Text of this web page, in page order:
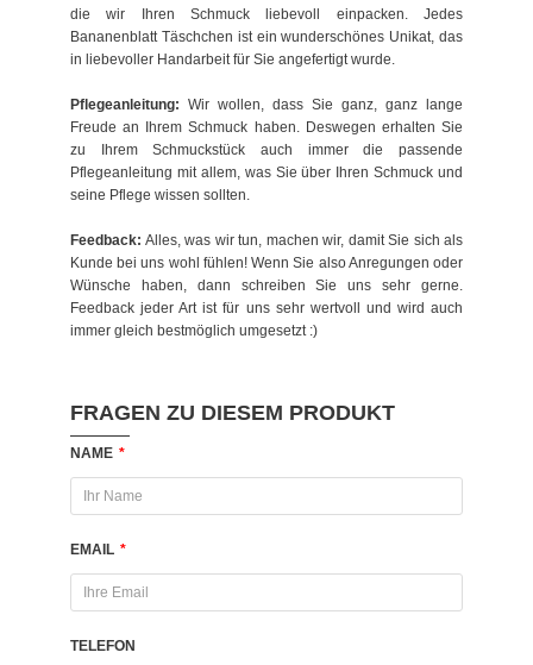
FRAGEN ZU DIESEM PRODUKT
NAME *
EMAIL *
TELEFON
die wir Ihren Schmuck liebevoll einpacken. Jedes
Bananenblatt Täschchen ist ein wunderschönes Unikat, das
in liebevoller Handarbeit für Sie angefertigt wurde.
Pflegeanleitung: Wir wollen, dass Sie ganz, ganz lange
Freude an Ihrem Schmuck haben. Deswegen erhalten Sie
zu Ihrem Schmuckstück auch immer die passende
Pflegeanleitung mit allem, was Sie über Ihren Schmuck und
seine Pflege wissen sollten.
Feedback: Alles, was wir tun, machen wir, damit Sie sich als
Kunde bei uns wohl fühlen! Wenn Sie also Anregungen oder
Wünsche haben, dann schreiben Sie uns sehr gerne.
Feedback jeder Art ist für uns sehr wertvoll und wird auch
immer gleich bestmöglich umgesetzt :)